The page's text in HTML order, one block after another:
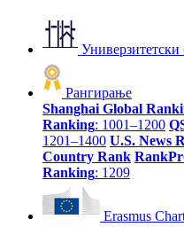
Универзитетски
Рангирање
Shanghai Global
Ranking: 1001–1200
1201–1400 U.S. News
Country Rank
Ranking: 1209
Erasmus